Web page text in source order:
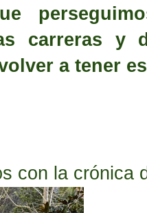
carreras y
a tener
con la crónica